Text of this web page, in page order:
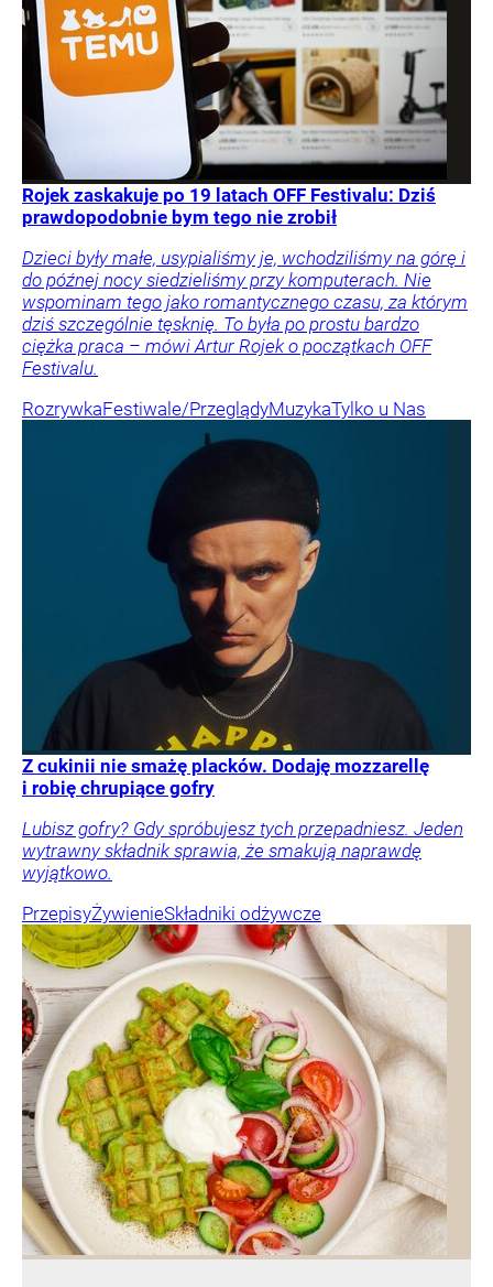
Rojek zaskakuje po 19 latach OFF Festivalu: Dziś
prawdopodobnie bym tego nie zrobił
Dzieci były małe, usypialiśmy je, wchodziliśmy na górę i
do późnej nocy siedzieliśmy przy komputerach. Nie
wspominam tego jako romantycznego czasu, za którym
dziś szczególnie tęsknię. To była po prostu bardzo
ciężka praca – mówi Artur Rojek o początkach OFF
Festivalu.
RozrywkaFestiwale/PrzeglądyMuzykaTylko u Nas
Z cukinii nie smażę placków. Dodaję mozzarellę
i robię chrupiące gofry
Lubisz gofry? Gdy spróbujesz tych przepadniesz. Jeden
wytrawny składnik sprawia, że smakują naprawdę
wyjątkowo.
PrzepisyŻywienieSkładniki odżywcze